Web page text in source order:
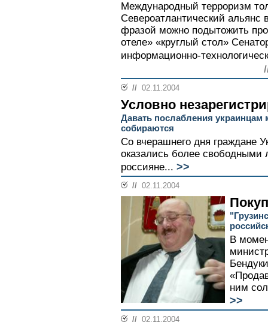
Международный терроризм
Североатлантический альянс
фразой можно подытожить
отеле» «круглый стол»
информационно-
// 02.11.2004
Условно
Давать послабления
собираются
Со вчерашнего дня граждане
оказались более
россияне... >>
// 02.11.2004
В
ним
>>
// 02.11.2004